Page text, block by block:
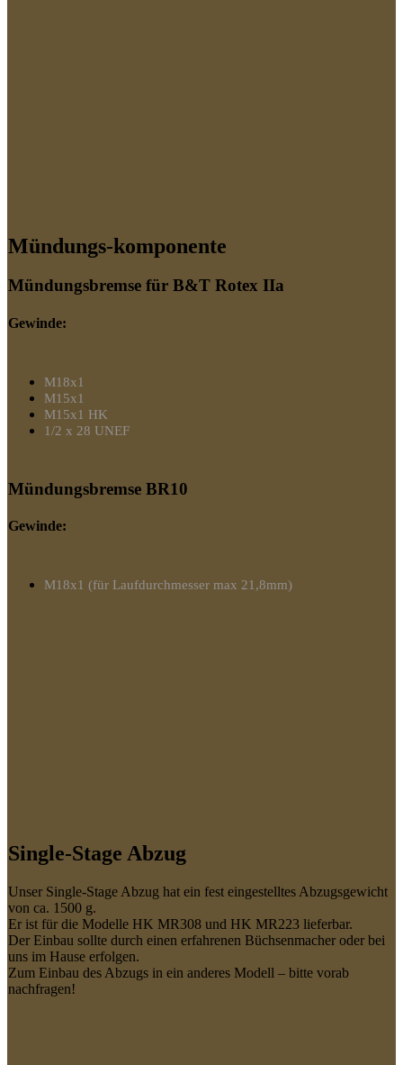
Mündungs-komponente
Mündungsbremse für B&T Rotex IIa
Gewinde:
M18x1
M15x1
M15x1 HK
1/2 x 28 UNEF
Mündungsbremse BR10
Gewinde:
M18x1 (für Laufdurchmesser max 21,8mm)
Single-Stage Abzug
Unser Single-Stage Abzug hat ein fest eingestelltes Abzugsgewicht
von ca. 1500 g.
Er ist für die Modelle HK MR308 und HK MR223 lieferbar.
Der Einbau sollte durch einen erfahrenen Büchsenmacher oder bei
uns im Hause erfolgen.
Zum Einbau des Abzugs in ein anderes Modell – bitte vorab
nachfragen!